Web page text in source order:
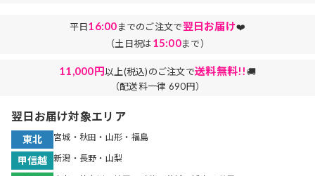
平日16:00までのご注文で翌日お届け❤️
（土日祝は15:00まで）
11,000円以上(税込)のご注文で送料無料!!🚚
（配送料一律 690円）
翌日お届け対象エリア
東北 宮城・秋田・山形・福島
甲信越 新潟・長野・山梨